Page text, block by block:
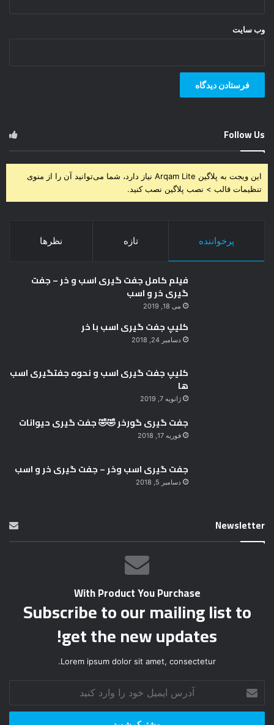
وب‌ سایت
Follow Us
این ویجت به پلاگین Arqam Lite نیاز دارد، شما می‌توانید آن را از منوی
تنظیمات قالب > نصب پلاگین نصب کنید.
پرخواننده تازه نظرها
فیلم کامل جفت گیری اسب و خر – جفت
گیری خر و اسب
می 18, 2019
کلیپ جفت گیری اسب با خر
دسامبر 24, 2018
کلیپ جفت گیری اسب و نحوه جفتگیری اسب
ها
ژانویه 7, 2019
جفت گیری گورخر 🤣🤣 جفت گیری حیوانات
فوریه 17, 2018
جفت گیری اسب وخر – جفت گیری خر و اسب
دسامبر 5, 2018
Newsletter
With Product You Purchase
Subscribe to our mailing list to
get the new updates!
Lorem ipsum dolor sit amet, consectetur.
ر